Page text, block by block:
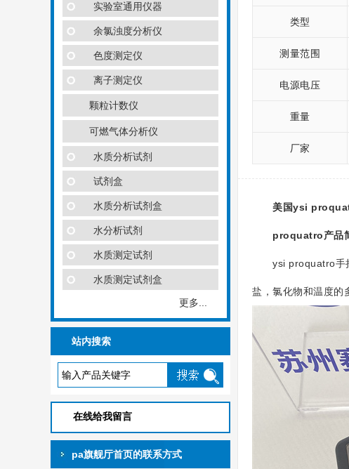
类型
测量范围
电源电压
重量
厂家
美国ysi
proquatro产品
ysi proquatro手持
盐，氯化物和温度的
实验室通用仪器
余氯浊度分析仪
色度测定仪
离子测定仪
颗粒计数仪
可燃气体分析仪
水质分析试剂
试剂盒
水质分析试剂盒
水分析试剂
水质测定试剂
水质测定试剂盒
更多...
站内搜索
在线给我留言
pa旗舰厅首页的联系方式